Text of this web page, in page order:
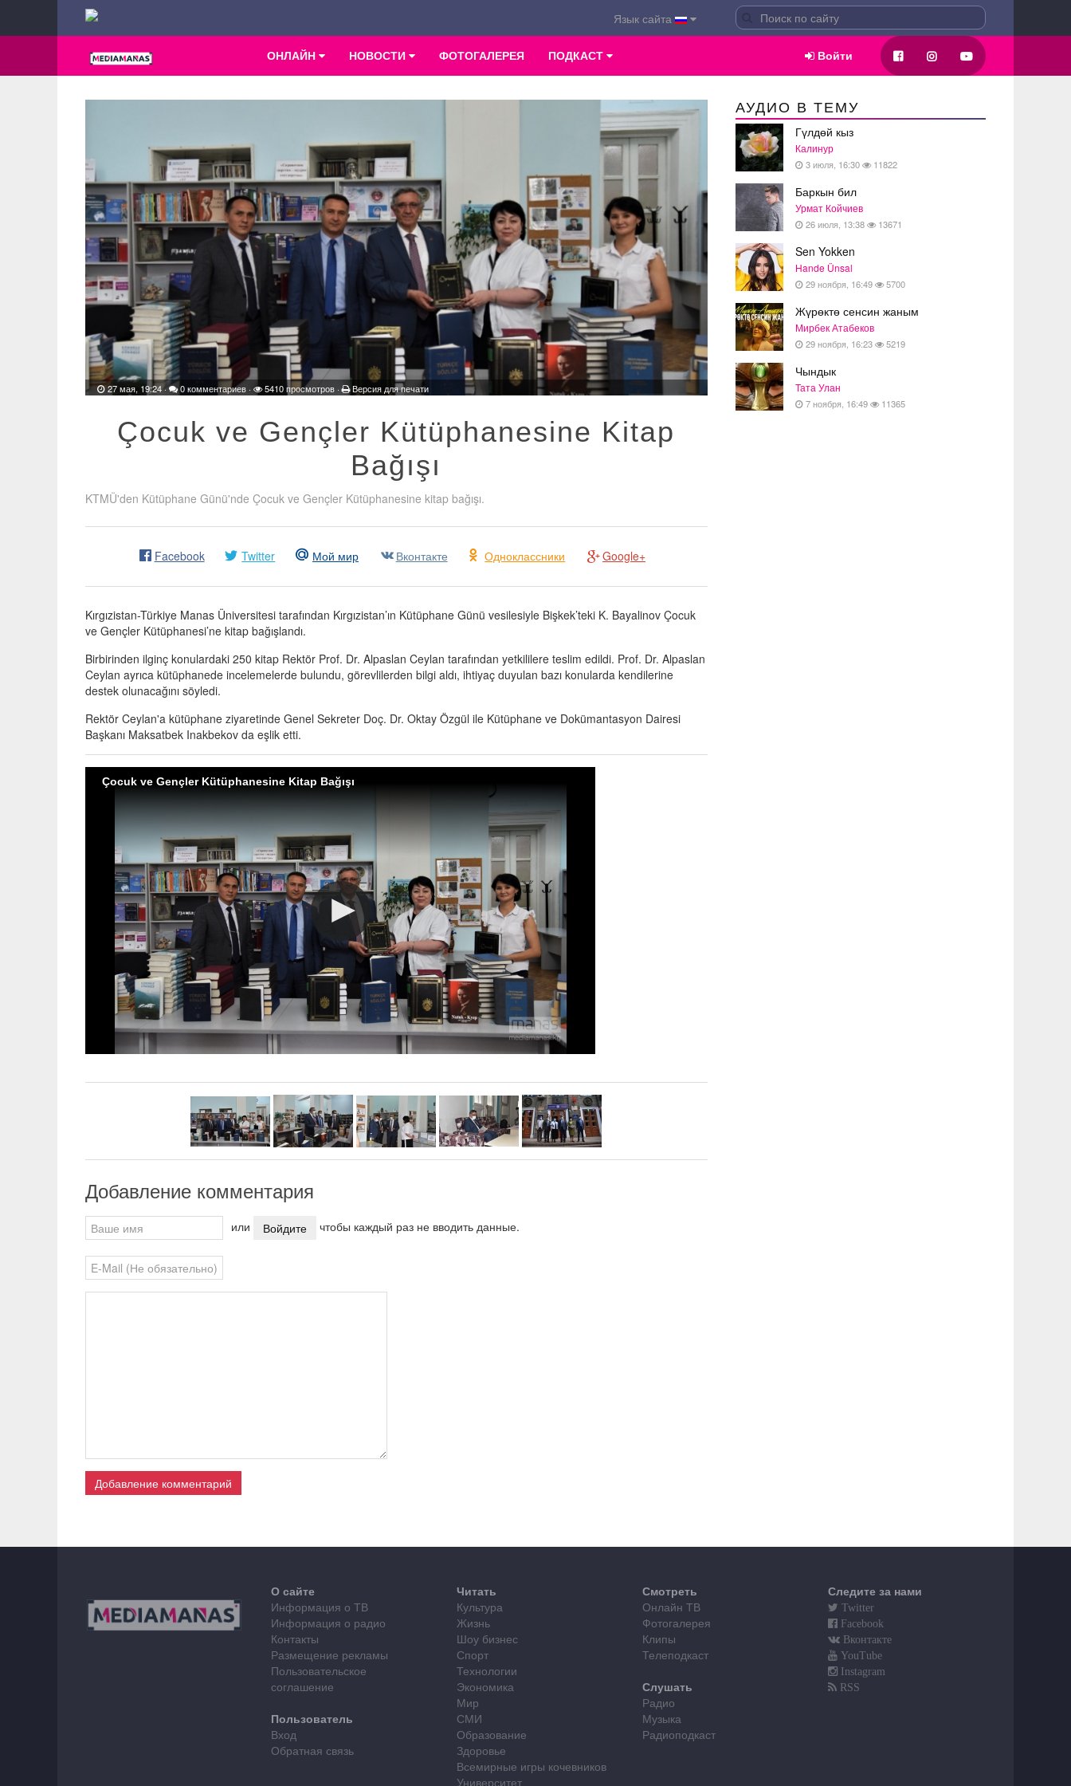
Язык сайта
ОНЛАЙН НОВОСТИ ФОТОГАЛЕРЕЯ ПОДКАСТ Войти
27 мая, 19:24· 0 комментариев · 5410 просмотров · Версия для печати
Çocuk ve Gençler Kütüphanesine Kitap
Bağışı
KTMÜ'den Kütüphane Günü'nde Çocuk ve Gençler Kütüphanesine kitap bağışı.
Facebook Twitter Мой мир Вконтакте Одноклассники Google+
Kırgızistan-Türkiye Manas Üniversitesi tarafından Kırgızistan’ın Kütüphane Günü vesilesiyle Bişkek’teki K. Bayalinov Çocuk
ve Gençler Kütüphanesi’ne kitap bağışlandı.
Birbirinden ilginç konulardaki 250 kitap Rektör Prof. Dr. Alpaslan Ceylan tarafından yetkililere teslim edildi. Prof. Dr. Alpaslan
Ceylan ayrıca kütüphanede incelemelerde bulundu, görevlilerden bilgi aldı, ihtiyaç duyulan bazı konularda kendilerine
destek olunacağını söyledi.
Rektör Ceylan'a kütüphane ziyaretinde Genel Sekreter Doç. Dr. Oktay Özgül ile Kütüphane ve Dokümantasyon Dairesi
Başkanı Maksatbek Inakbekov da eşlik etti.
Çocuk ve Gençler Kütüphanesine Kitap Bağışı
Добавление комментария
или Войдите чтобы каждый раз не вводить данные.
Добавление комментарий
АУДИО В ТЕМУ
Гүлдөй кыз
Калинур
3 июля, 16:30 11822
Баркын бил
Урмат Койчиев
26 июля, 13:38 13671
Sen Yokken
Hande Ünsal
29 ноября, 16:49 5700
Жүрөктө сенсин жаным
Мирбек Атабеков
29 ноября, 16:23 5219
Чындык
Тата Улан
7 ноября, 16:49 11365
О сайте
Информация о ТВ
Информация о радио
Контакты
Размещение рекламы
Пользовательское
соглашение
Пользователь
Вход
Обратная связь
Читать
Культура
Жизнь
Шоу бизнес
Спорт
Технологии
Экономика
Мир
СМИ
Образование
Здоровье
Всемирные игры кочевников
Университет
Смотреть
Онлайн ТВ
Фотогалерея
Клипы
Телеподкаст
Слушать
Радио
Музыка
Радиоподкаст
Следите за нами
Twitter
Facebook
Вконтакте
YouTube
Instagram
RSS